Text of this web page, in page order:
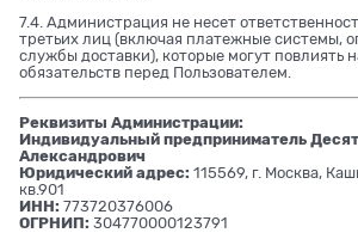
7.4. Администрация не несет
третьих лиц (включая платежные системы,
службы доставки), которые могут повлиять
обязательств перед Пользователем.
Реквизиты Администрации:
Индивидуальный предприниматель
Александрович
Юридический адрес: 115569, г. Москва,
кв.901
ИНН: 773720376006
ОГРНИП: 304770000123791